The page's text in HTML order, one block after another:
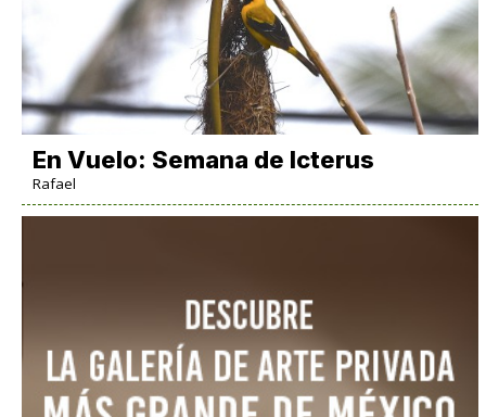
En Vuelo: Semana de Icterus
Rafael